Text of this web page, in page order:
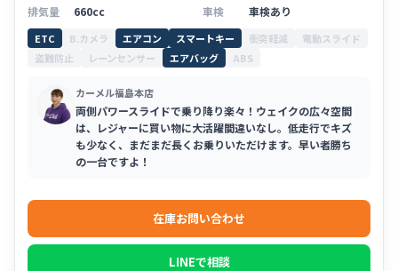
排気量
660cc 車検 車検あり
ETC B.カメラ エアコン スマートキー 衝突軽減
電動スライド
盗難防止
レーンセンサー エアバッグ ABS
カーメル福島本店
両側パワースライドで乗り降り楽々！ウェイクの広々空間
は、レジャーに買い物に大活躍間違いなし。低走行でキズ
も少なく、まだまだ長くお乗りいただけます。早い者勝ち
の一台ですよ！
在庫お問い合わせ
LINEで相談